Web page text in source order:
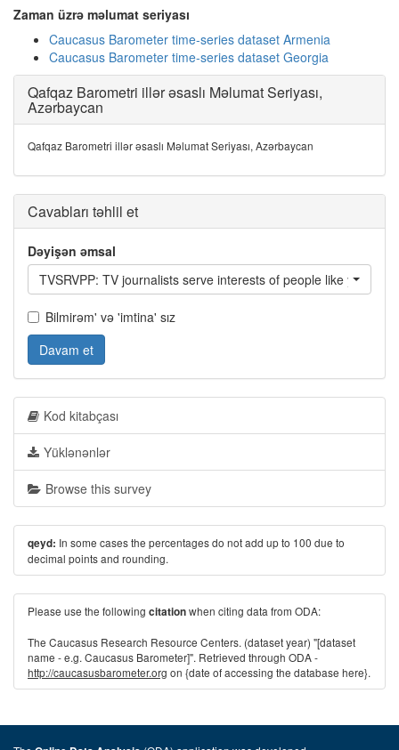
Zaman üzrə məlumat seriyası
Caucasus Barometer time-series dataset Armenia
Caucasus Barometer time-series dataset Georgia
Qafqaz Barometri illər əsaslı Məlumat Seriyası,
Azərbaycan
Qafqaz Barometri illər əsaslı Məlumat Seriyası, Azərbaycan
Cavabları təhlil et
Dəyişən əmsal
TVSRVPP: TV journalists serve interests of people like you?
Bilmirəm' və 'imtina' sız
Davam et
Kod kitabçası
Yüklənənlər
Browse this survey
qeyd: In some cases the percentages do not add up to 100 due to
decimal points and rounding.
Please use the following citationwhen citing data from ODA:
The Caucasus Research Resource Centers. (dataset year) "[dataset
name - e.g. Caucasus Barometer]". Retrieved through ODA -
http://caucasusbarometer.org on {date of accessing the database here}.